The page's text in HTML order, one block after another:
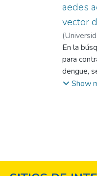
aedes
vector
(
2015-06
En la
para
dengue,
Show